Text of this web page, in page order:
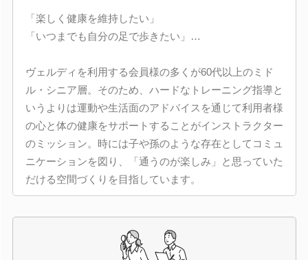
「楽しく健康を維持したい」
「いつまでも自分の足で歩きたい」…
ヴェルディを利用する会員様の多くが60代以上のミド
ル・シニア層。そのため、ハードなトレーニング指導と
いうよりは運動や生活面のアドバイスを通じて利用者様
の心と体の健康をサポートすることがインストラクター
のミッション。時には子や孫のような存在としてコミュ
ニケーションを図り、「通うのが楽しみ」と思っていた
だける空間づくりを目指しています。